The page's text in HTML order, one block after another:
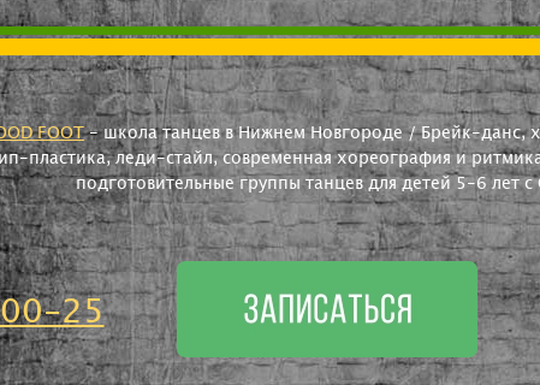
FOOT- школа танцев в Нижнем Новгороде / Брейк-данс,
пластика, леди-стайл, современная хореография и
подготовительные группы танцев для детей 5-6 лет
25